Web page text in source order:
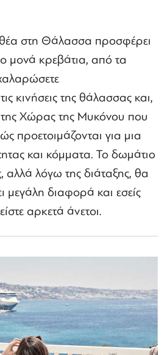
στη Θάλασσα προσφέρει
μονά κρεβάτια, από τα
κινήσεις της θάλασσας και,
Χώρας της Μυκόνου που
προετοιμάζονται για μια
και κόμματα. Το δωμάτιο
αλλά λόγω της διάταξης, θα
μεγάλη διαφορά και εσείς
αρκετά άνετοι.